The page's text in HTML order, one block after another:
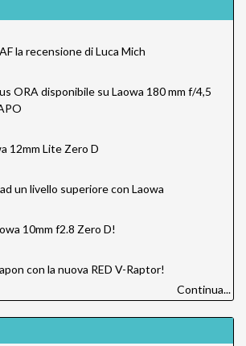
la recensione di Luca Mich
ORA disponibile su Laowa 180 mm f/4,5
12mm Lite Zero D
un livello superiore con Laowa
10mm f2.8 Zero D!
con la nuova RED V-Raptor!
Continua...